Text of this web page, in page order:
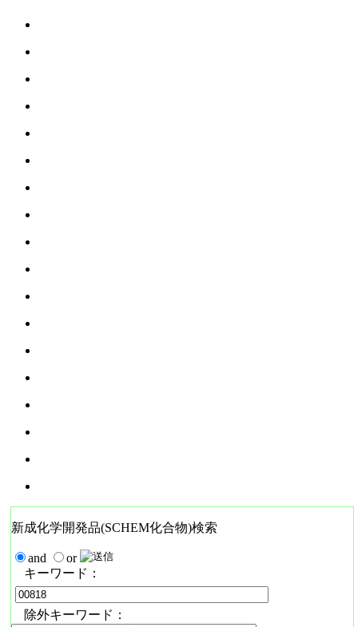
新成化学開発品(SCHEM化合物)検索
and
or
キーワード：
除外キーワード：